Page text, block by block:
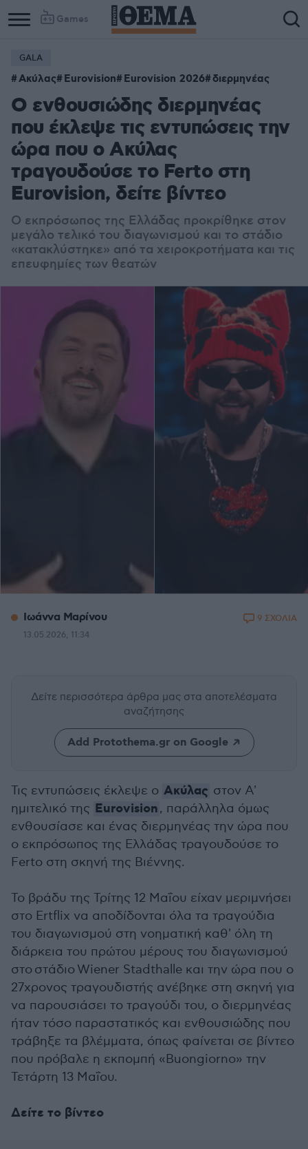
Games
GALA
Ακύλας Eurovision Eurovision 2026 διερμηνέας
Ο ενθουσιώδης διερμηνέας
που έκλεψε τις εντυπώσεις την
ώρα που ο Ακύλας
τραγουδούσε το Ferto στη
Eurovision, δείτε βίντεο
Ο εκπρόσωπος της Ελλάδας προκρίθηκε στον
μεγάλο τελικό του διαγωνισμού και το στάδιο
«κατακλύστηκε» από τα χειροκροτήματα και τις
επευφημίες των θεατών
Ιωάννα Μαρίνου
13.05.2026, 11:34
9 ΣΧΟΛΙΑ
Δείτε περισσότερα άρθρα μας στα αποτελέσματα
αναζήτησης
Add Protothema.gr on Google
Τις εντυπώσεις έκλεψε ο Ακύλας στον Α'
ημιτελικό της Eurovision, παράλληλα όμως
ενθουσίασε και ένας διερμηνέας την ώρα που
ο εκπρόσωπος της Ελλάδας τραγουδούσε το
Ferto στη σκηνή της Βιέννης.
Το βράδυ της Τρίτης 12 Μαΐου είχαν μεριμνήσει
στο Ertflix να αποδίδονται όλα τα τραγούδια
του διαγωνισμού στη νοηματική καθ' όλη τη
διάρκεια του πρώτου μέρους του διαγωνισμού
στοστάδιοWiener Stadthalle και την ώρα που ο
27χρονος τραγουδιστής ανέβηκε στη σκηνή για
να παρουσιάσει το τραγούδι του, ο διερμηνέας
ήταν τόσο παραστατικός και ενθουσιώδης που
τράβηξε τα βλέμματα, όπως φαίνεται σε βίντεο
που πρόβαλε η εκπομπή «Buongiorno» την
Τετάρτη 13 Μαΐου.
Δείτε το βίντεο